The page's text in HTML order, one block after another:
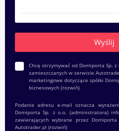
Chcę otrzymywać od Domiporta Sp.
zamieszczanych w serwisie
marketingowe dotyczące spółki
biznesowych (rozwiń)
Podanie adresu e-mail oznacza
Domiporta Sp. z o.o. (administratora)
zawierających wybrane przez
Autotrader.pl (rozwiń)